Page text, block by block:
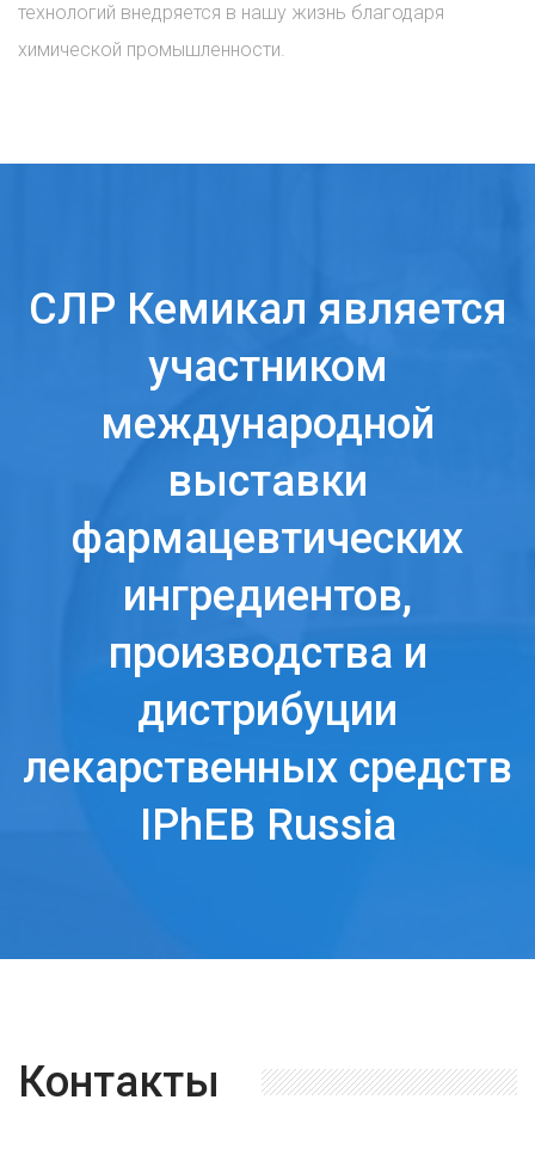
технологий внедряется в нашу жизнь благодаря
химической промышленности.
СЛР Кемикал является
участником
международной
выставки
фармацевтических
ингредиентов,
производства и
дистрибуции
лекарственных средств
IPhEB Russia
Контакты